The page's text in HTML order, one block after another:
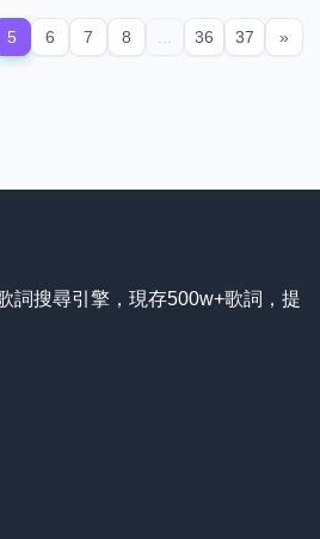
5 6 7 8 36 37 »
詞搜尋引擎，現存500w+歌詞，提